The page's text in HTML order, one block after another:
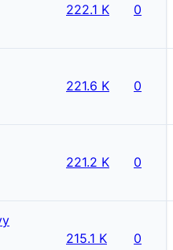
222.1 K 0
221.6 K 0
221.2 K 0
215.1 K 0